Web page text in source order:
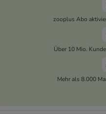
zooplus Abo
Über 10 Mio.
Mehr als 8.000